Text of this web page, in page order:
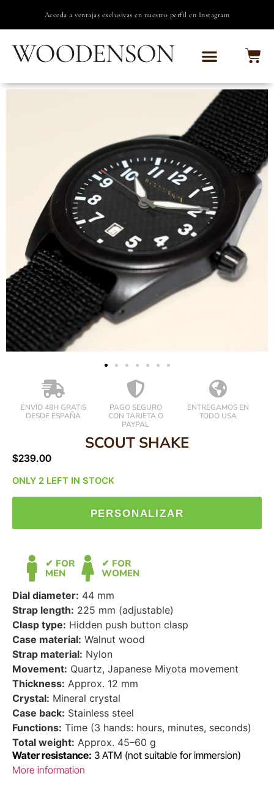
Acceda a ventajas exclusivas en nuestro perfil en Instagram
ENVÍO 48H GRATIS
DESDE ESPAÑA
PAGO SEGURO
CON TARJETA O
PAYPAL
ENTREGAMOS EN
TODO USA
SCOUT SHAKE
$239.00
ONLY 2 LEFT IN STOCK
PERSONALIZAR
✔ FOR
MEN
✔ FOR
WOMEN
Dial diameter: 44 mm
Strap length: 225 mm (adjustable)
Clasp type: Hidden push button clasp
Case material: Walnut wood
Strap material: Nylon
Movement: Quartz, Japanese Miyota movement
Thickness: Approx. 12 mm
Crystal: Mineral crystal
Case back: Stainless steel
Functions: Time (3 hands: hours, minutes, seconds)
Total weight: Approx. 45–60 g
Water resistance: 3 ATM (not suitable for immersion)
More information